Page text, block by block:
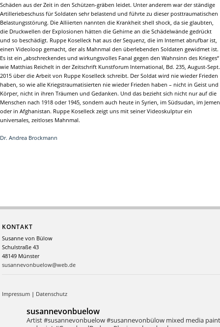
Schäden aus der Zeit in den Schützen-gräben leidet. Unter anderem war der ständige
Artilleriebeschuss für Soldaten sehr belastend und führte zu dieser posttraumatischen
Belastungsstörung. Die Alliierten nannten die Krankheit shell shock, da sie glaubten,
die Druckwellen der Explosionen hätten die Gehirne an die Schädelwände gedrückt
und so beschädigt. Ruppe Koselleck hat aus der Sequenz, die im Internet abrufbar ist,
einen Videoloop gemacht, der als Mahnmal den überlebenden Soldaten gewidmet ist.
Es ist ein „abschreckendes und wirkungsvolles Fanal gegen den Wahnsinn des Krieges“
wie Matthias Reichelt in der Zeitschrift Kunstforum International, Bd. 235, August-Sept.
2015 über die Arbeit von Ruppe Koselleck schreibt. Der Soldat wird nie wieder Frieden
haben, so wie alle Kriegstraumatisierten nie wieder Frieden haben – nicht in Geist und
Körper, nicht in ihren Träumen und Gedanken. Und das bezieht sich nicht nur auf die
Menschen nach 1918 oder 1945, sondern auch heute in Syrien, im Südsudan, im Jemen
oder in Afghanistan. Ruppe Koselleck zeigt uns mit seiner Videoskulptur ein
universales, zeitloses Mahnmal.
Dr. Andrea Brockmann
KONTAKT
Susanne von Bülow
Schulstraße 43
48149 Münster
susannevonbuelow@web.de
Impressum | Datenschutz
susannevonbuelow
Artist #susannevonbuelow #susannevonbülow mixed media paint